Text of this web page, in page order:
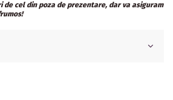
cel din poza de prezentare, dar va asiguram